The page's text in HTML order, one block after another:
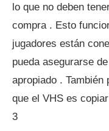
lo que no deben
compra . Esto
jugadores están
pueda asegurarse
apropiado .
que el VHS es
3